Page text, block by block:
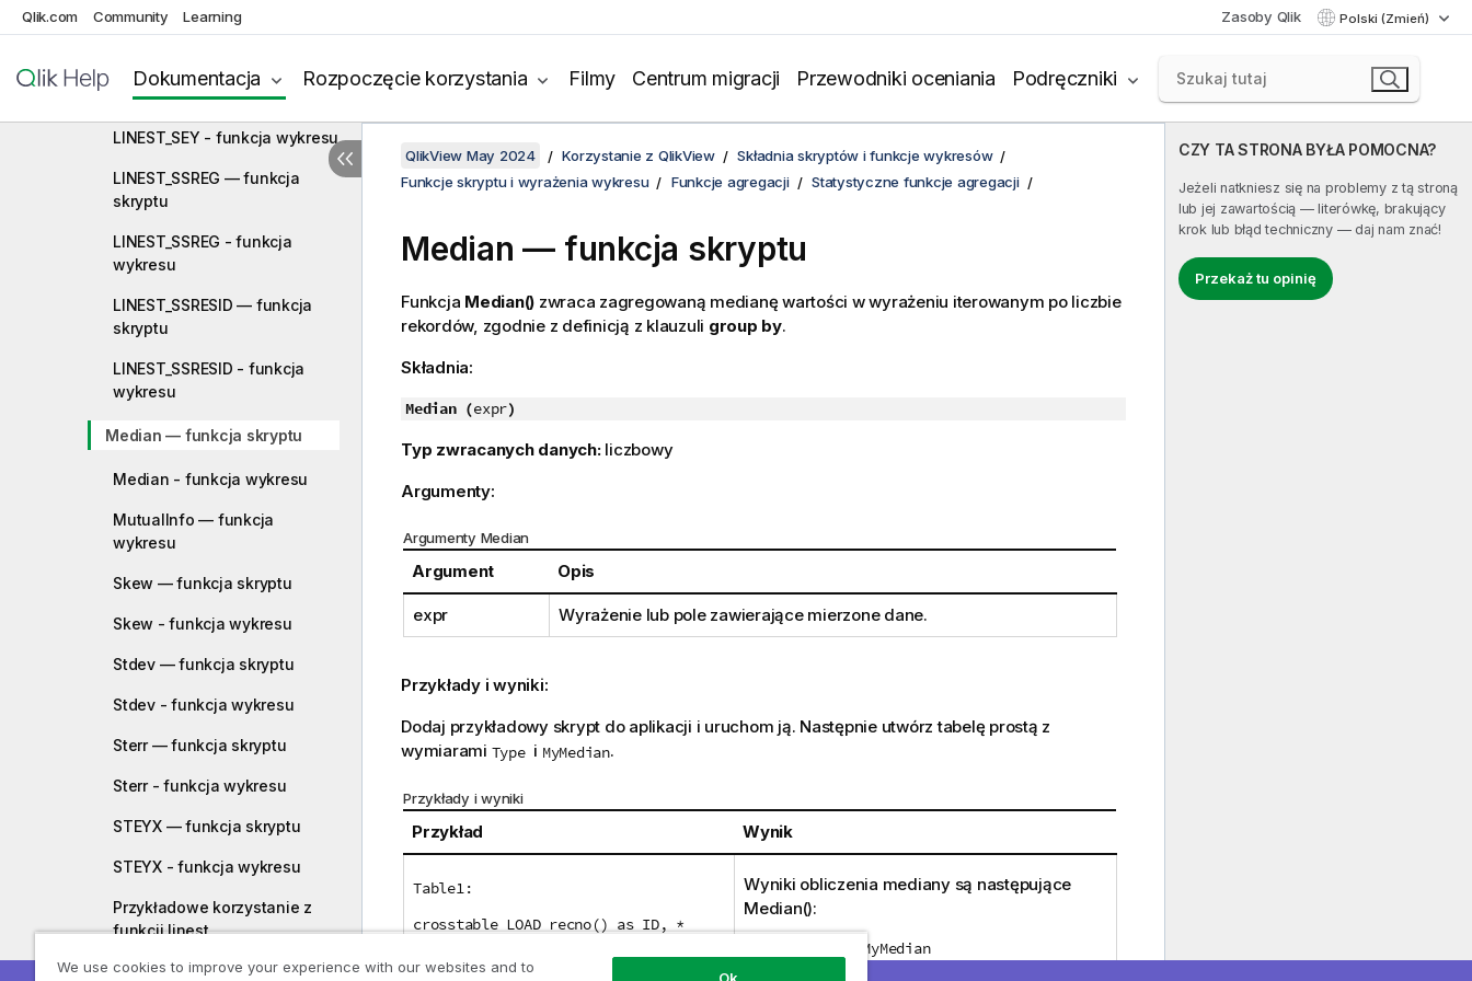
Qlik.com Community Learning Zasoby Qlik Polski (Zmień)
Dokumentacja Rozpoczęcie korzystania Filmy Centrum migracji Przewodniki oceniania Podręczniki
LINEST_SEM - funkcja
LINEST_SEY — funkcja skryptu
LINEST_SEY - funkcja wykresu
LINEST_SSREG — funkcja
skryptu
LINEST_SSREG - funkcja
wykresu
LINEST_SSRESID — funkcja
skryptu
LINEST_SSRESID - funkcja
wykresu
Median — funkcja skryptu
Median - funkcja wykresu
MutualInfo — funkcja
wykresu
Skew — funkcja skryptu
Skew - funkcja wykresu
Stdev — funkcja skryptu
Stdev - funkcja wykresu
Sterr — funkcja skryptu
Sterr - funkcja wykresu
STEYX — funkcja skryptu
STEYX - funkcja wykresu
Przykładowe korzystanie z
funkcji linest
CZY TA STRONA BYŁA POMOCNA?
Jeżeli natkniesz się na problemy z tą stroną
lub jej zawartością — literówkę, brakujący
krok lub błąd techniczny — daj nam znać!
Przekaż tu opinię
QlikView May 2024 Korzystanie z QlikView
Składnia skryptów i funkcje wykresów
Funkcje skryptu i wyrażenia wykresu
Funkcje agregacji Statystyczne funkcje agregacji
Median — funkcja skryptu
Funkcja Median() zwraca zagregowaną medianę wartości w wyrażeniu iterowanym po liczbie
rekordów, zgodnie z definicją z klauzuli group by.
Składnia:
Median (expr)
Typ zwracanych danych: liczbowy
Argumenty:
Argumenty Median
Argument Opis
expr Wyrażenie lub pole zawierające mierzone dane.
Przykłady i wyniki:
Dodaj przykładowy skrypt do aplikacji i uruchom ją. Następnie utwórz tabelę prostą z
wymiarami Type i MyMedian.
Przykłady i wyniki
Przykład Wynik
Table1:
crosstable LOAD recno() as ID, *
Wyniki obliczenia mediany są następujące
Median():
MyMedian
We use cookies to improve your experience with our websites and to